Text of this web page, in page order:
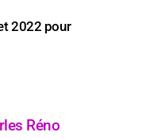
2022 pour
Réno